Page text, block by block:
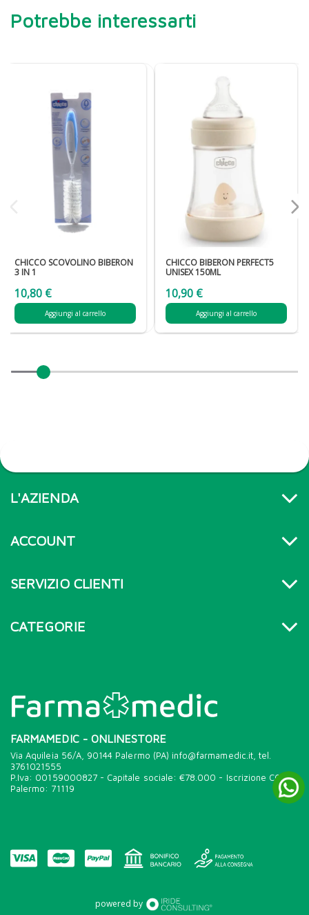
Potrebbe interessarti
CHICCO SCOVOLINO BIBERON
3 IN 1
10,80 €
Aggiungi al carrello
CHICCO BIBERON PERFECT5
UNISEX 150ML
10,90 €
Aggiungi al carrello
L'AZIENDA
ACCOUNT
SERVIZIO CLIENTI
CATEGORIE
FARMAMEDIC - ONLINESTORE
Via Aquileia 56/A, 90144 Palermo (PA) info@farmamedic.it, tel.
3761021555
P.Iva: 00159000827 - Capitale sociale: €78.000 - Iscrizione CCIAA
Palermo: 71119
powered by